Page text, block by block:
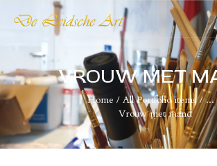
VROUW MET
Home All Portfolio items
...
Vrouw met mand
DE LEIDSCHE
De plaatst voor kunst
HOME
COLLECTIES
VERENIGING